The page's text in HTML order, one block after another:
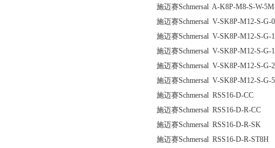
施迈赛Schmersal A-K8P-M8-S-W-
施迈赛Schmersal V-SK8P-M12-S-
施迈赛Schmersal V-SK8P-M12-S-
施迈赛Schmersal V-SK8P-M12-S-
施迈赛Schmersal V-SK8P-M12-S-
施迈赛Schmersal V-SK8P-M12-S-
施迈赛Schmersal RSS16-D-CC
施迈赛Schmersal RSS16-D-R-CC
施迈赛Schmersal RSS16-D-R-SK
施迈赛Schmersal RSS16-D-R-ST8H